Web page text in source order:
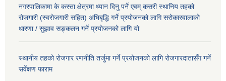
नगरपालिकामा के कस्ता क्षेत्रमा ध्यान दिनु पर्ने एवम् कसरी स्थानिय तहको
रोजगारी (स्वरोजगारी सहित) अभिबृद्धि गर्ने प्रयोजनको लागि सरोकारवालाको
धारणा / सुझाव सङ्कलन गर्ने प्रयोजनको लागि यो
स्थानीय तहको रोजगार रणनीति तर्जुमा गर्ने प्रयोजनको लागि रोजगारदातासँग गर्ने
सर्वेक्षण फाराम